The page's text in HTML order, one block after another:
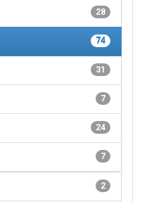
28
74
31
7
24
7
2